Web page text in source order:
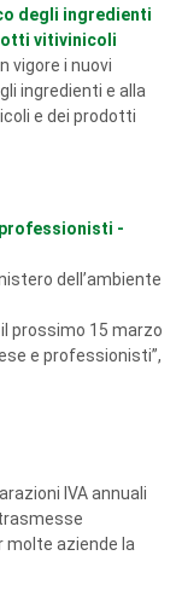
degli ingredienti
vitivinicoli
vigore i nuovi
ingredienti e alla
e dei prodotti
professionisti -
dell’ambiente
prossimo 15 marzo
e professionisti”,
IVA annuali
molte aziende la